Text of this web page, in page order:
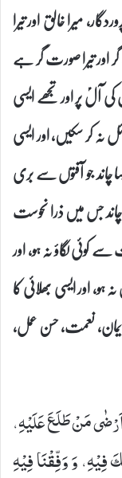
میرا خالق اور تیرا
اور تیرا صورت گر ہے
آلؑ پر اور تجھے ایسی
کر سکیں، اور ایسی
چاند جو آفتوں سے بری
جس میں ذرا نحوست
کوئی لگاؤ نہ ہو، اور
اور ایسی بھلائی کا
نعمت، حسن عمل،
مَنْ طَلَعَ عَلَیْهِ،
وَ وَفِّقْنَا فِیْهِ